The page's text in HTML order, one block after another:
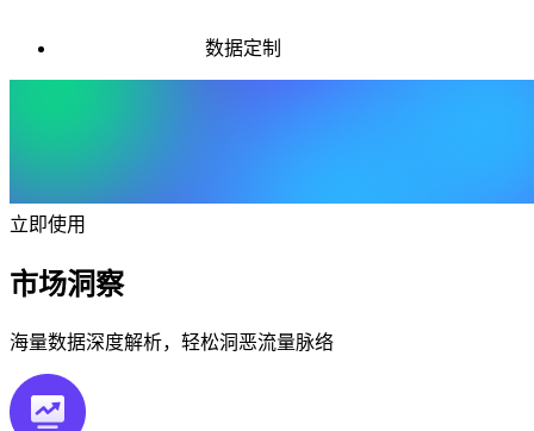
数据定制
立即使用
市场洞察
海量数据深度解析，轻松洞恶流量脉络